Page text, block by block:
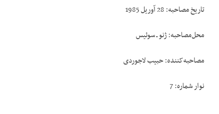
تاریخ مصاحبه: 28 آوریل 1985
محل‌مصاحبه: ژنو ـ سوئیس
مصاحبه‌کننده: حبیب لاجوردی
نوار شماره: 7